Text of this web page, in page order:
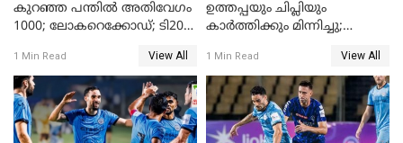
കുറഞ്ഞ പന്തിൽ അതിവേഗം
1000; ലോകറെക്കോഡ്; ടി20
അപൂര്‍വനേട്ടവുമായി
അഭിഷേക് ശർമ
1 Min Read View All
ഉത്തപ്പയും ചിപ്ലിയും
കാർത്തിക്കും മിന്നിച്ചു;
ഇന്ത്യ; ഹോങ്കോങ് സിക്സസ്
ക്രിക്കറ്റ് ടൂർണമെന്റിൽ ജയം
1 Min Read View All